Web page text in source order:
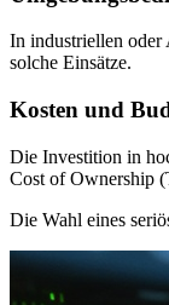
In industriellen oder
solche Einsätze.
Kosten und
Die Investition in
Cost of Ownership
Die Wahl eines